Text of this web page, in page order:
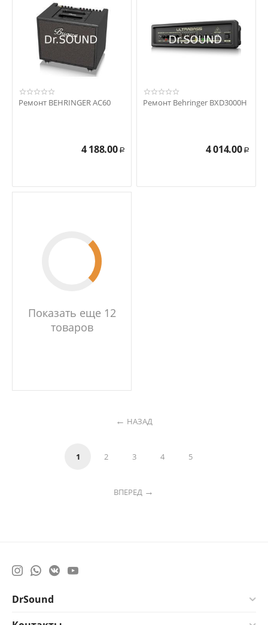
Ремонт BEHRINGER AC60
4 188.00 Р
Ремонт Behringer BXD3000H
4 014.00 Р
Показать еще 12
товаров
НАЗАД
1 2 3 4 5
ВПЕРЕД
DrSound